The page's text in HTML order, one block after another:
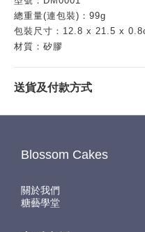
總重量(連包裝)：99g
包裝尺寸： 12.8 x 21.5 x
材質：矽膠
送貨及付款方式
Blossom Cakes
關於我們
糖藝學堂